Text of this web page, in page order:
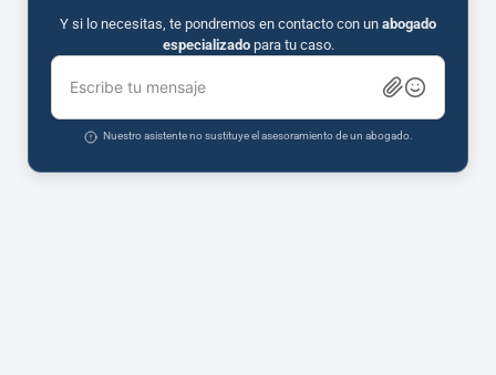
Y si lo necesitas, te pondremos en contacto con un abogado
especializadopara tu caso.
Escribe tu mensaje
Nuestro asistente no sustituye el asesoramiento de un abogado.